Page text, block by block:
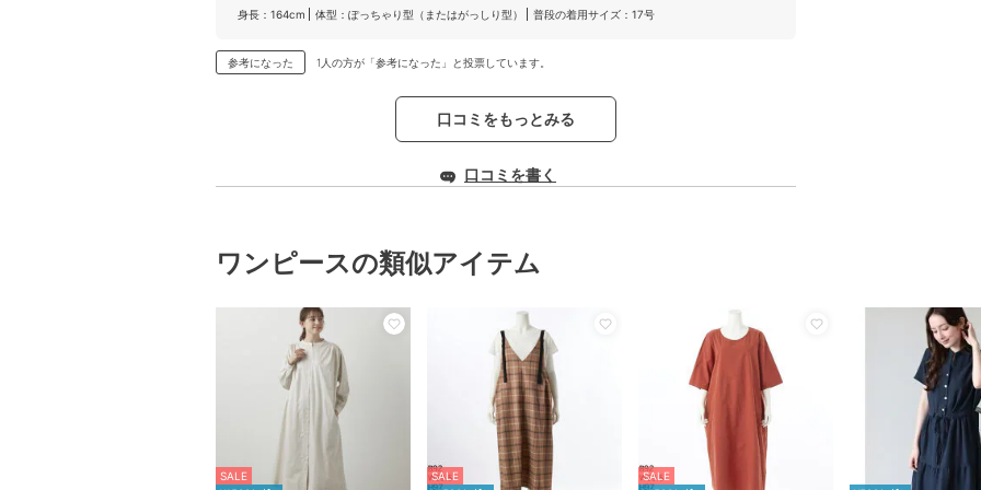
身長：164cm 体型：ぽっちゃり型（またはがっしり型） 普段の着用サイズ：17号
参考になった 1人の方が「参考になった」と投票しています。
口コミをもっとみる
口コミを書く
ワンピースの類似アイテム
SALE
SALE
SALE